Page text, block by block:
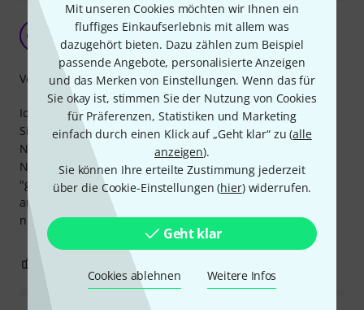
Mit unseren Cookies möchten wir Ihnen ein
fluffiges Einkaufserlebnis mit allem was
dazugehört bieten. Dazu zählen zum Beispiel
passende Angebote, personalisierte Anzeigen
und das Merken von Einstellungen. Wenn das für
Sie okay ist, stimmen Sie der Nutzung von Cookies
für Präferenzen, Statistiken und Marketing
einfach durch einen Klick auf „Geht klar“ zu (alle
anzeigen).
Sie können Ihre erteilte Zustimmung jederzeit
über die Cookie-Einstellungen (hier) widerrufen.
Geht klar
Cookies ablehnen Weitere Infos
OM Neutrik halt...
Oliver M. 06.01.2020
Ich löte mittlerweile (fast) alle Kabel selbst, und bei
Signalkabeln kommt mir nichts anderes mehr ins Haus als
Neutrik. Gut zu verarbeiten, und mir ist noch nie ein
Neutrik Stecker kaputtgegangen. Einzig an der
"großzügigen" Kunststoffverpackung könnte Neutrik
arbeiten, die verhältnismäßig großen Tüten sind eigentlich
nicht mehr zeitgemäß.
Verarbeitung